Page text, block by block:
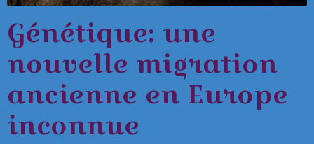
Génétique: une
nouvelle migration
ancienne en Europe
inconnue